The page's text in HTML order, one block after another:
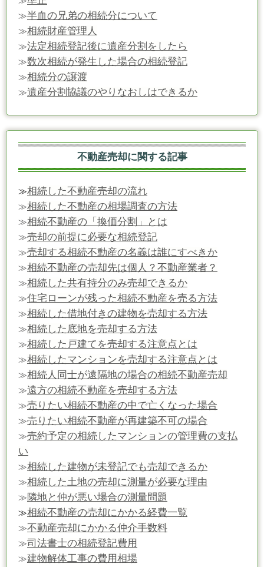
≫半血の兄弟の相続分について
≫相続財産管理人
≫法定相続登記後に遺産分割をしたら
≫数次相続が発生した場合の相続登記
≫相続分の譲渡
≫遺産分割協議のやりなおしはできるか
不動産売却に関する記事
≫相続した不動産売却の流れ
≫相続した不動産の相場調査の方法
≫相続不動産の「換価分割」とは
≫売却の前提に必要な相続登記
≫売却する相続不動産の名義は誰にすべきか
≫相続不動産の売却先は個人？不動産業者？
≫相続した共有持分のみ売却できるか
≫住宅ローンが残った相続不動産を売る方法
≫相続した借地付きの建物を売却する方法
≫相続した底地を売却する方法
≫相続した戸建てを売却する注意点とは
≫相続したマンションを売却する注意点とは
≫相続人同士が遠隔地の場合の相続不動産売却
≫遠方の相続不動産を売却する方法
≫売りたい相続不動産の中で亡くなった場合
≫売りたい相続不動産が再建築不可の場合
≫売約予定の相続したマンションの管理費の支払
い
≫相続した建物が未登記でも売却できるか
≫相続した土地の売却に測量が必要な理由
≫隣地と仲が悪い場合の測量問題
≫相続不動産の売却にかかる経費一覧
≫不動産売却にかかる仲介手数料
≫司法書士の相続登記費用
≫建物解体工事の費用相場